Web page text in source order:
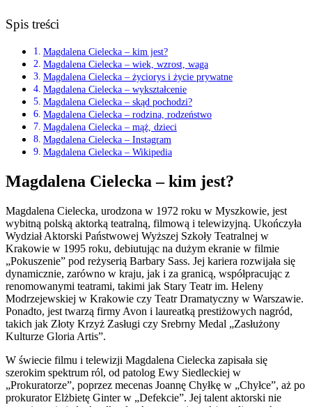
Spis treści
Magdalena Cielecka – kim jest?
Magdalena Cielecka – wiek, wzrost, waga
Magdalena Cielecka – życiorys i życie prywatne
Magdalena Cielecka – wykształcenie
Magdalena Cielecka – skąd pochodzi?
Magdalena Cielecka – rodzina, rodzeństwo
Magdalena Cielecka – mąż, dzieci
Magdalena Cielecka – Instagram
Magdalena Cielecka – Wikipedia
Magdalena Cielecka – kim jest?
Magdalena Cielecka, urodzona w 1972 roku w Myszkowie, jest
wybitną polską aktorką teatralną, filmową i telewizyjną. Ukończyła
Wydział Aktorski Państwowej Wyższej Szkoły Teatralnej w
Krakowie w 1995 roku, debiutując na dużym ekranie w filmie
„Pokuszenie” pod reżyserią Barbary Sass. Jej kariera rozwijała się
dynamicznie, zarówno w kraju, jak i za granicą, współpracując z
renomowanymi teatrami, takimi jak Stary Teatr im. Heleny
Modrzejewskiej w Krakowie czy Teatr Dramatyczny w Warszawie.
Ponadto, jest twarzą firmy Avon i laureatką prestiżowych nagród,
takich jak Złoty Krzyż Zasługi czy Srebrny Medal „Zasłużony
Kulturze Gloria Artis”.
W świecie filmu i telewizji Magdalena Cielecka zapisała się
szerokim spektrum ról, od patolog Ewy Siedleckiej w
„Prokuratorze”, poprzez mecenas Joannę Chyłkę w „Chyłce”, aż po
prokurator Elżbietę Ginter w „Defekcie”. Jej talent aktorski nie